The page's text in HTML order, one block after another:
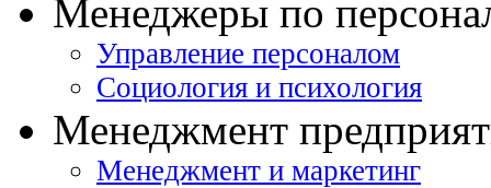
Менеджеры по
Управление персоналом
Социология и психология
Менеджмент
Менеджмент и маркетинг